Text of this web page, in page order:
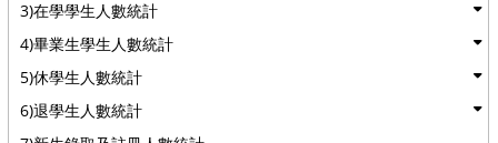
3)在學學生人數統計
4)畢業生學生人數統計
5)休學生人數統計
6)退學生人數統計